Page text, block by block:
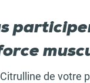
de votre